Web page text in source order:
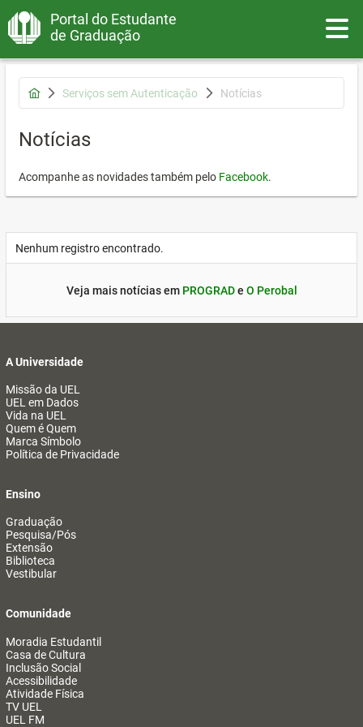
Portal do Estudante
de Graduação
Serviços sem Autenticação Notícias
Notícias
Acompanhe as novidades também pelo Facebook.
Nenhum registro encontrado.
Veja mais notícias em PROGRADe O Perobal
A Universidade
Missão da UEL
UEL em Dados
Vida na UEL
Quem é Quem
Marca Símbolo
Política de Privacidade
Ensino
Graduação
Pesquisa/Pós
Extensão
Biblioteca
Vestibular
Comunidade
Moradia Estudantil
Casa de Cultura
Inclusão Social
Acessibilidade
Atividade Física
TV UEL
UEL FM